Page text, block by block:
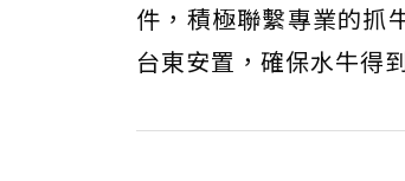
件，積極聯繫專業的抓
台東安置，確保水牛得